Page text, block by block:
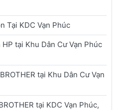
Tại KDC Vạn Phúc
tại Khu Dân Cư Vạn Phúc
tại Khu Dân Cư Vạn
tại KDC Vạn Phúc,